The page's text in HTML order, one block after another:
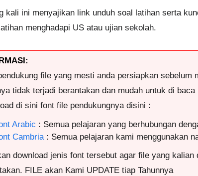
kali ini menyajikan link unduh soal latihan serta
menghadapi US atau ujian sekolah.
file yang mesti anda persiapkan sebelum
tidak terjadi berantakan dan mudah untuk di
di sini font file pendukungnya disini :
Arabic : Semua pelajaran yang berhubungan
Cambria : Semua pelajaran kami menggunakan
download jenis font tersebut agar file yang kalian
FILE akan Kami UPDATE tiap Tahunnya